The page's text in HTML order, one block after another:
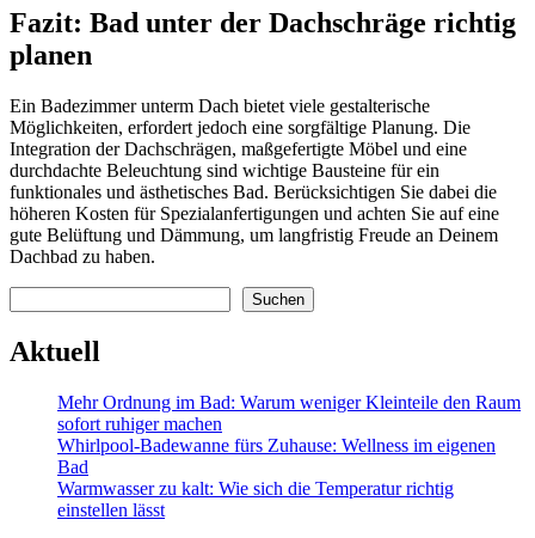
Fazit: Bad unter der Dachschräge richtig
planen
Ein Badezimmer unterm Dach bietet viele gestalterische
Möglichkeiten, erfordert jedoch eine sorgfältige Planung. Die
Integration der Dachschrägen, maßgefertigte Möbel und eine
durchdachte Beleuchtung sind wichtige Bausteine für ein
funktionales und ästhetisches Bad. Berücksichtigen Sie dabei die
höheren Kosten für Spezialanfertigungen und achten Sie auf eine
gute Belüftung und Dämmung, um langfristig Freude an Deinem
Dachbad zu haben.
Suchen
Aktuell
Mehr Ordnung im Bad: Warum weniger Kleinteile den Raum
sofort ruhiger machen
Whirlpool-Badewanne fürs Zuhause: Wellness im eigenen
Bad
Warmwasser zu kalt: Wie sich die Temperatur richtig
einstellen lässt